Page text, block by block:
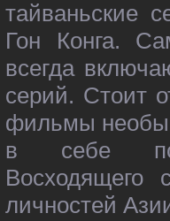
тайваньские
Гон Конга.
всегда
серий. Стоит
фильмы
в себе
Восходящего
личностей